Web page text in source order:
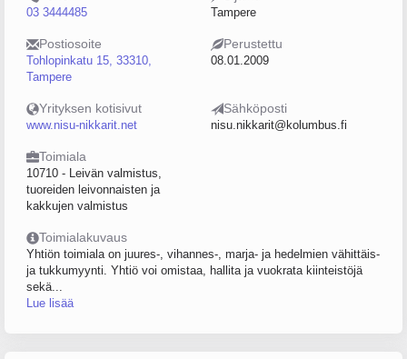
03 3444485 Tampere
Postiosoite
Tohlopinkatu 15, 33310,
Tampere
Perustettu
08.01.2009
Yrityksen kotisivut
www.nisu-nikkarit.net
Sähköposti
nisu.nikkarit@kolumbus.fi
Toimiala
10710 - Leivän valmistus,
tuoreiden leivonnaisten ja
kakkujen valmistus
Toimialakuvaus
Yhtiön toimiala on juures-, vihannes-, marja- ja hedelmien vähittäis-
ja tukkumyynti. Yhtiö voi omistaa, hallita ja vuokrata kiinteistöjä
sekä...
Lue lisää